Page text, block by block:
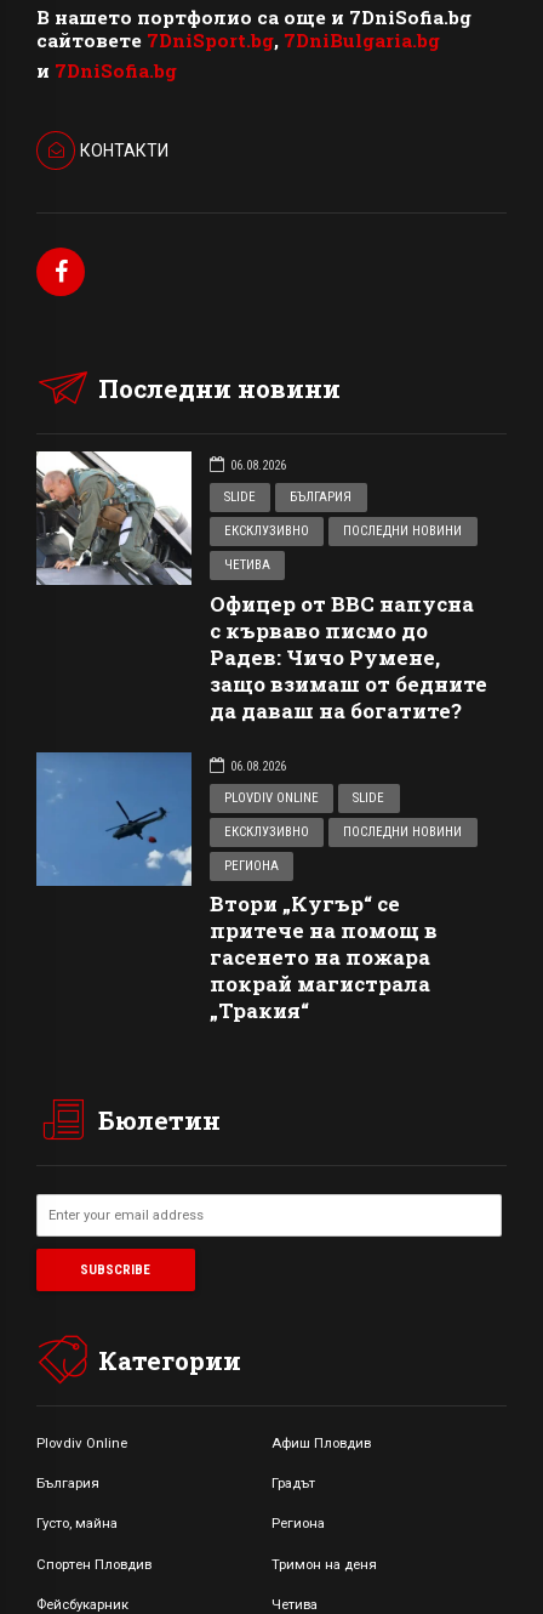
В нашето портфолио са още и 7DniSofia.bg
сайтовете 7DniSport.bg, 7DniBulgaria.bg
и 7DniSofia.bg
КОНТАКТИ
Последни новини
06.08.2026
SLIDE
БЪЛГАРИЯ
ЕКСКЛУЗИВНО ПОСЛЕДНИ НОВИНИ
ЧЕТИВА
Офицер от ВВС напусна
с кърваво писмо до
Радев: Чичо Румене,
защо взимаш от бедните
да даваш на богатите?
06.08.2026
PLOVDIV ONLINE
SLIDE
ЕКСКЛУЗИВНО ПОСЛЕДНИ НОВИНИ
РЕГИОНА
Втори „Кугър“ се
притече на помощ в
гасенето на пожара
покрай магистрала
„Тракия“
Бюлетин
Категории
Plovdiv Online Афиш Пловдив
България Градът
Густо, майна Региона
Спортен Пловдив Тримон на деня
Фейсбукарник Четива